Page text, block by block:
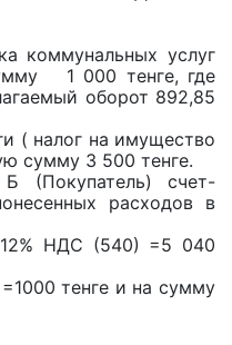
коммунальных услуг
1 000 тенге, где
оборот 892,85
( налог на имущество
сумму 3 500 тенге.
(Покупатель) счет-
расходов в
НДС (540) =5 040
тенге и на сумму